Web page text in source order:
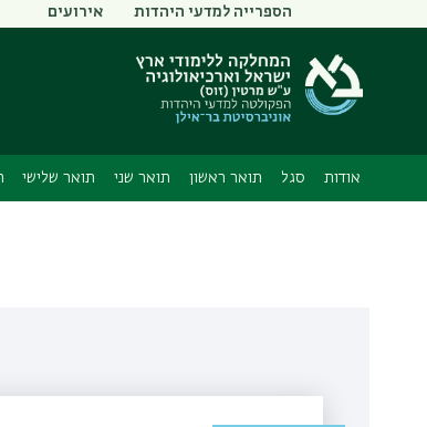
תפריט
משני
הספרייה למדעי היהדות אירועים
אודות סגל תואר ראשון תואר שני תואר שלישי